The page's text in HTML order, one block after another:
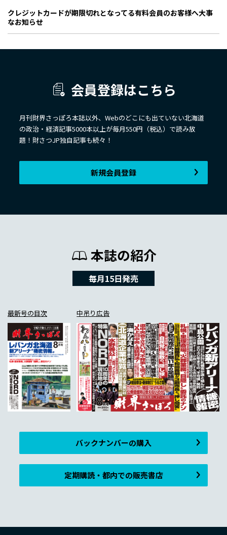
クレジットカードが期限切れとなってる有料会員のお客様へ大事
なお知らせ
会員登録はこちら
月刊財界さっぽろ本誌以外、Webのどこにも出ていない北海道
の政治・経済記事5000本以上が毎月550円（税込）で読み放
題！財さつJP独自記事も続々！
新規会員登録
本誌の紹介
毎月15日発売
最新号の目次 中吊り広告
バックナンバーの購入
定期購読・都内での販売書店